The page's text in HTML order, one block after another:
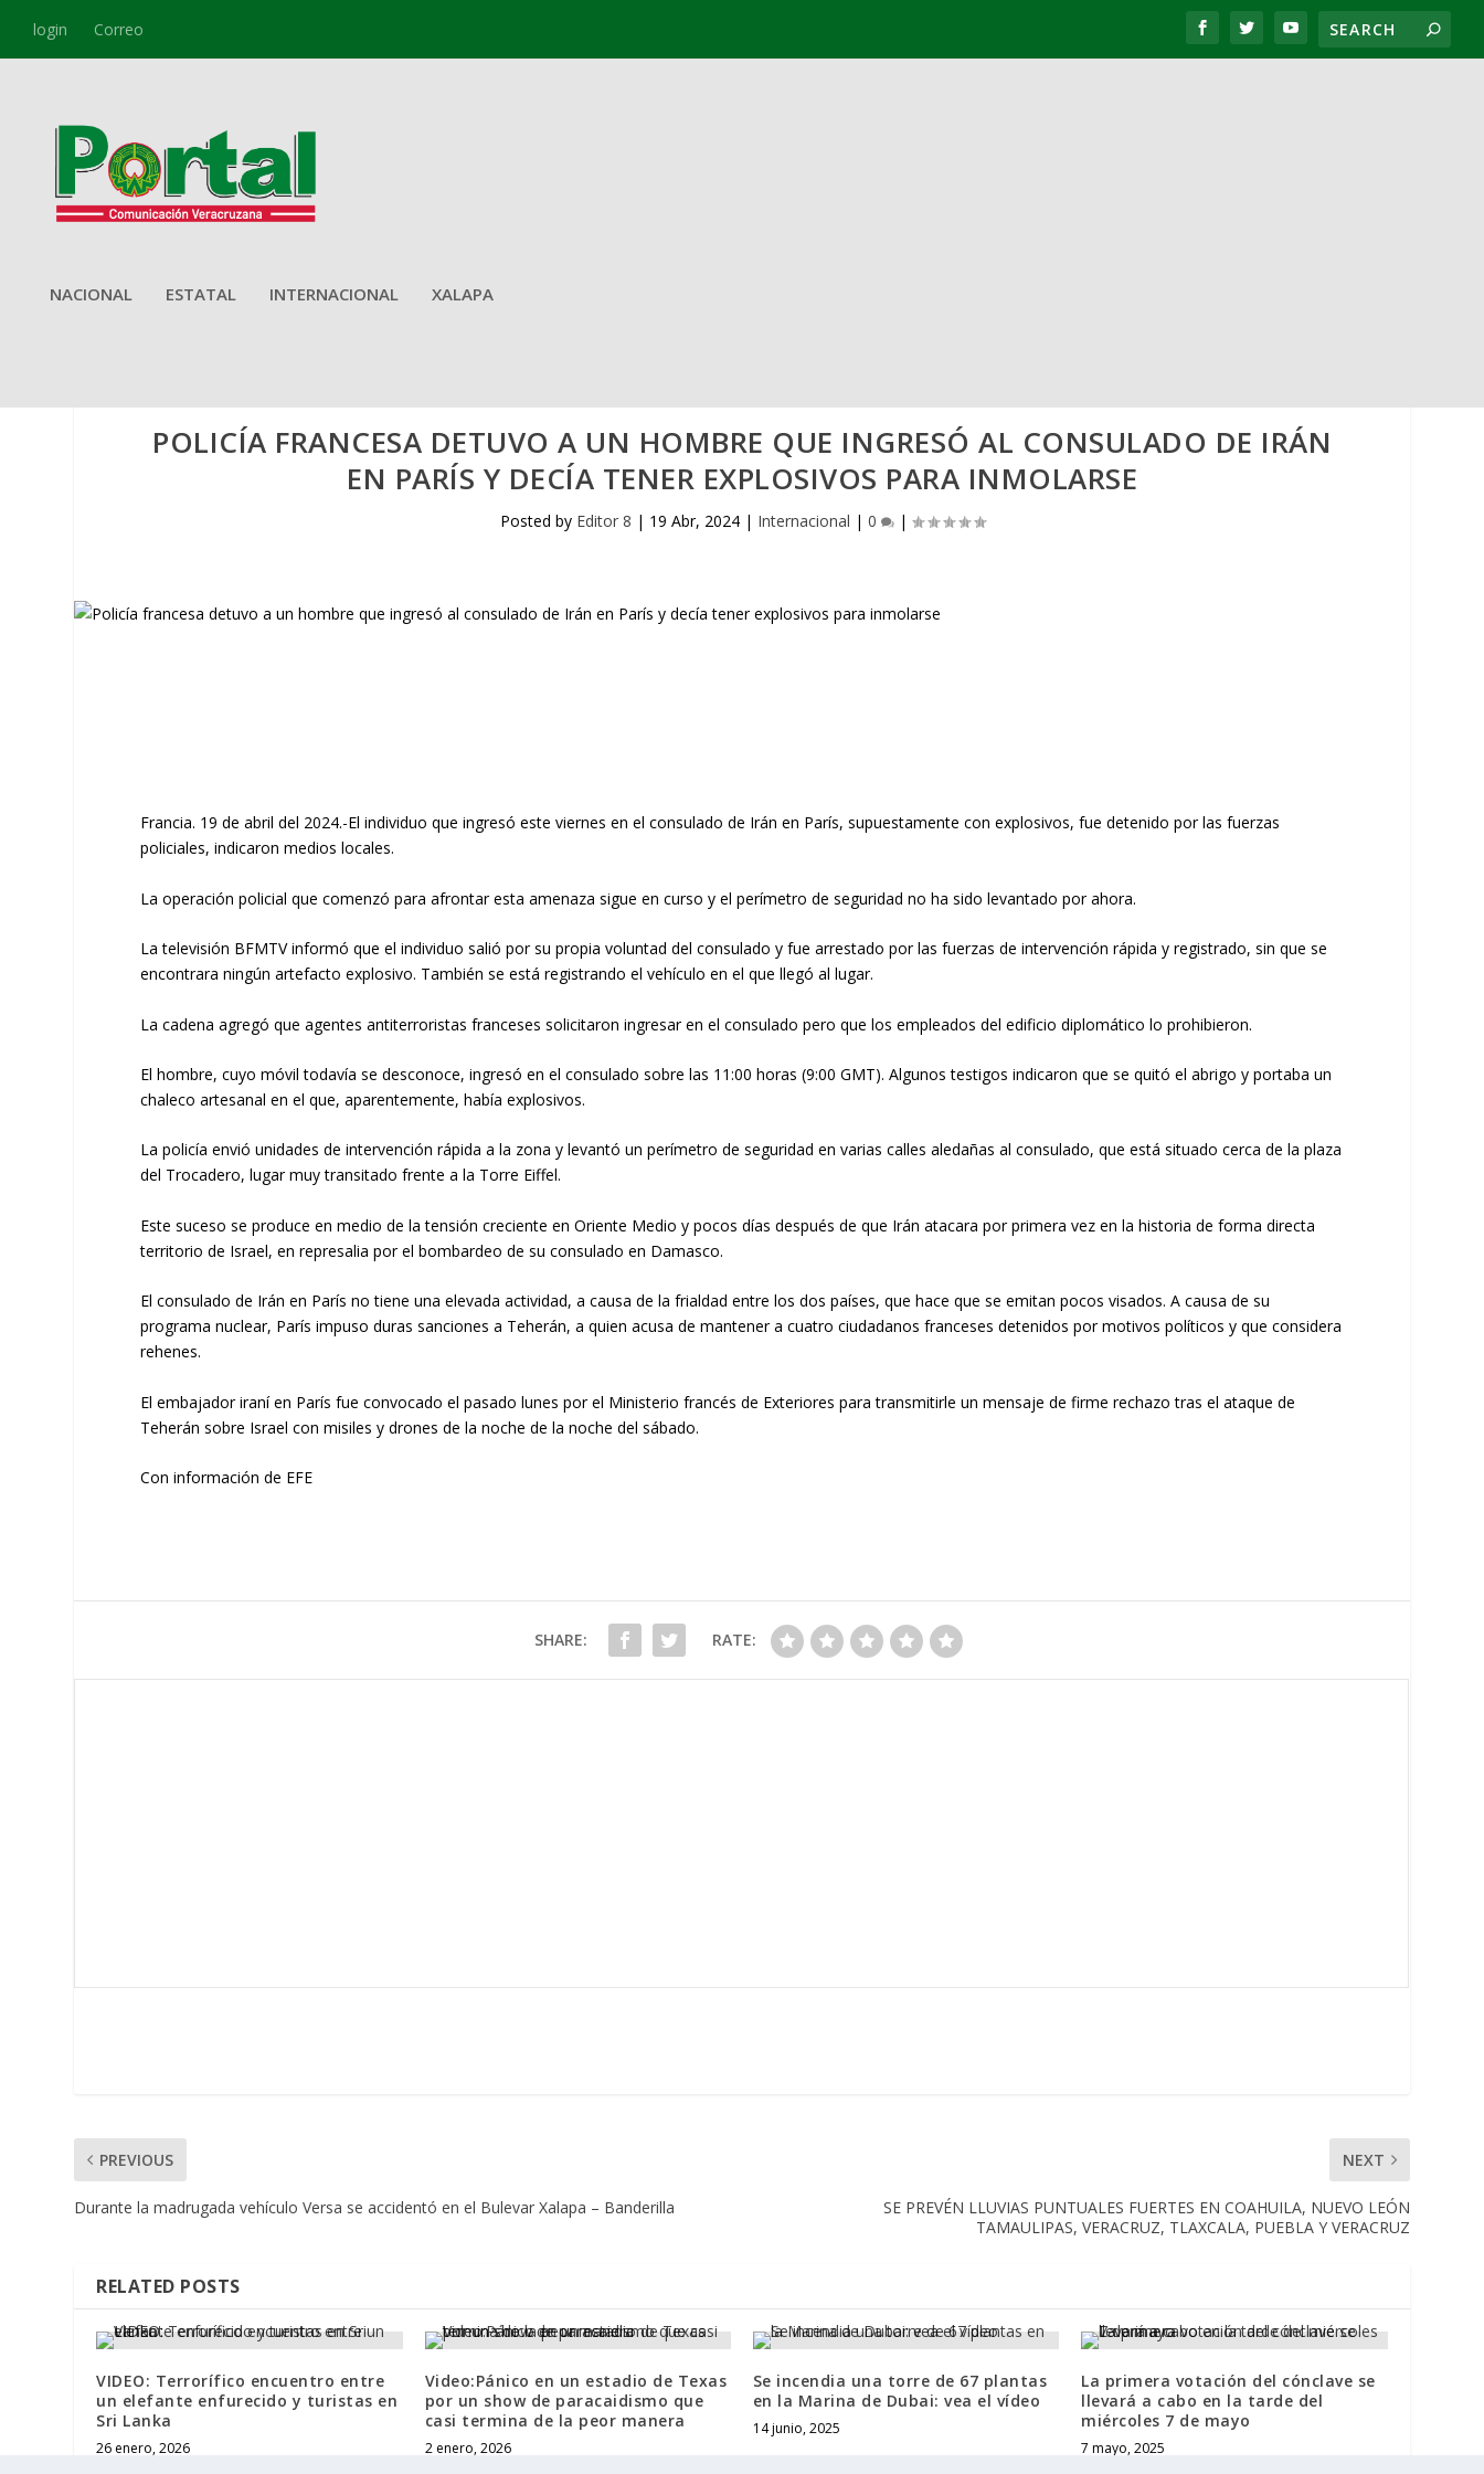
login Correo
NACIONAL ESTATAL INTERNACIONAL XALAPA
POLICÍA FRANCESA DETUVO A UN HOMBRE QUE INGRESÓ AL CONSULADO DE IRÁN
EN PARÍS Y DECÍA TENER EXPLOSIVOS PARA INMOLARSE
Posted by Editor 8 | 19 Abr, 2024| Internacional | 0 |
Francia. 19 de abril del 2024.-El individuo que ingresó este viernes en el consulado de Irán en París, supuestamente con explosivos, fue detenido por las fuerzas
policiales, indicaron medios locales.
La operación policial que comenzó para afrontar esta amenaza sigue en curso y el perímetro de seguridad no ha sido levantado por ahora.
La televisión BFMTV informó que el individuo salió por su propia voluntad del consulado y fue arrestado por las fuerzas de intervención rápida y registrado, sin que se
encontrara ningún artefacto explosivo. También se está registrando el vehículo en el que llegó al lugar.
La cadena agregó que agentes antiterroristas franceses solicitaron ingresar en el consulado pero que los empleados del edificio diplomático lo prohibieron.
El hombre, cuyo móvil todavía se desconoce, ingresó en el consulado sobre las 11:00 horas (9:00 GMT). Algunos testigos indicaron que se quitó el abrigo y portaba un
chaleco artesanal en el que, aparentemente, había explosivos.
La policía envió unidades de intervención rápida a la zona y levantó un perímetro de seguridad en varias calles aledañas al consulado, que está situado cerca de la plaza
del Trocadero, lugar muy transitado frente a la Torre Eiffel.
Este suceso se produce en medio de la tensión creciente en Oriente Medio y pocos días después de que Irán atacara por primera vez en la historia de forma directa
territorio de Israel, en represalia por el bombardeo de su consulado en Damasco.
El consulado de Irán en París no tiene una elevada actividad, a causa de la frialdad entre los dos países, que hace que se emitan pocos visados. A causa de su
programa nuclear, París impuso duras sanciones a Teherán, a quien acusa de mantener a cuatro ciudadanos franceses detenidos por motivos políticos y que considera
rehenes.
El embajador iraní en París fue convocado el pasado lunes por el Ministerio francés de Exteriores para transmitirle un mensaje de firme rechazo tras el ataque de
Teherán sobre Israel con misiles y drones de la noche de la noche del sábado.
Con información de EFE
SHARE: RATE:
PREVIOUS
Durante la madrugada vehículo Versa se accidentó en el Bulevar Xalapa – Banderilla
NEXT
SE PREVÉN LLUVIAS PUNTUALES FUERTES EN COAHUILA, NUEVO LEÓN
TAMAULIPAS, VERACRUZ, TLAXCALA, PUEBLA Y VERACRUZ
RELATED POSTS
VIDEO: Terrorífico encuentro entre
un elefante enfurecido y turistas en
Sri Lanka
26 enero, 2026
Video:Pánico en un estadio de Texas
por un show de paracaidismo que
casi termina de la peor manera
2 enero, 2026
Se incendia una torre de 67 plantas
en la Marina de Dubai: vea el vídeo
14 junio, 2025
La primera votación del cónclave se
llevará a cabo en la tarde del
miércoles 7 de mayo
7 mayo, 2025